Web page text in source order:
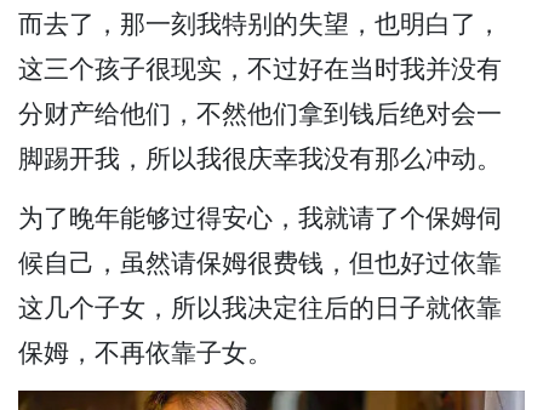
而去了，那一刻我特别的失望，也明白了，
这三个孩子很现实，不过好在当时我并没有
分财产给他们，不然他们拿到钱后绝对会一
脚踢开我，所以我很庆幸我没有那么冲动。
为了晚年能够过得安心，我就请了个保姆伺
候自己，虽然请保姆很费钱，但也好过依靠
这几个子女，所以我决定往后的日子就依靠
保姆，不再依靠子女。